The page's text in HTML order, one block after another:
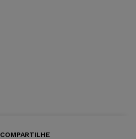
COMPARTILHE